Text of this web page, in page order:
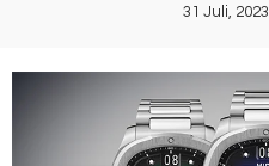
31 Juli, 2023